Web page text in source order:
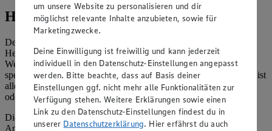
Hinweise
Der Inhalt dieser Website ist urheberrechtlich geschützt. Der
Herausgeber gewährt Ihnen jedoch das Recht, den auf dieser
Website bereitgestellten Text ganz oder ausschnittsweise zu
speichern und zu vervielfältigen. Aus Gründen des Urheberrechts ist
allerdings die Speicherung und Vervielfältigung von Bildmaterial
oder Grafiken aus dieser Website nicht gestattet.
Die verantwortliche Stelle ist nicht für die Inhalte der versendeten
Angebotsinformationen verantwortlich. Firma und Anschriften
um unsere Website zu personalisieren und dir
möglichst relevante Inhalte anzubieten, sowie für
Marketingzwecke.
Deine Einwilligung ist freiwillig und kann jederzeit
individuell in den Datenschutz-Einstellungen angepasst
werden. Bitte beachte, dass auf Basis deiner
Einstellungen ggf. nicht mehr alle Funktionalitäten zur
Verfügung stehen. Weitere Erklärungen sowie einen
Link zu den Datenschutz-Einstellungen findest du in
unserer Datenschutzerklärung. Hier erfährst du auch